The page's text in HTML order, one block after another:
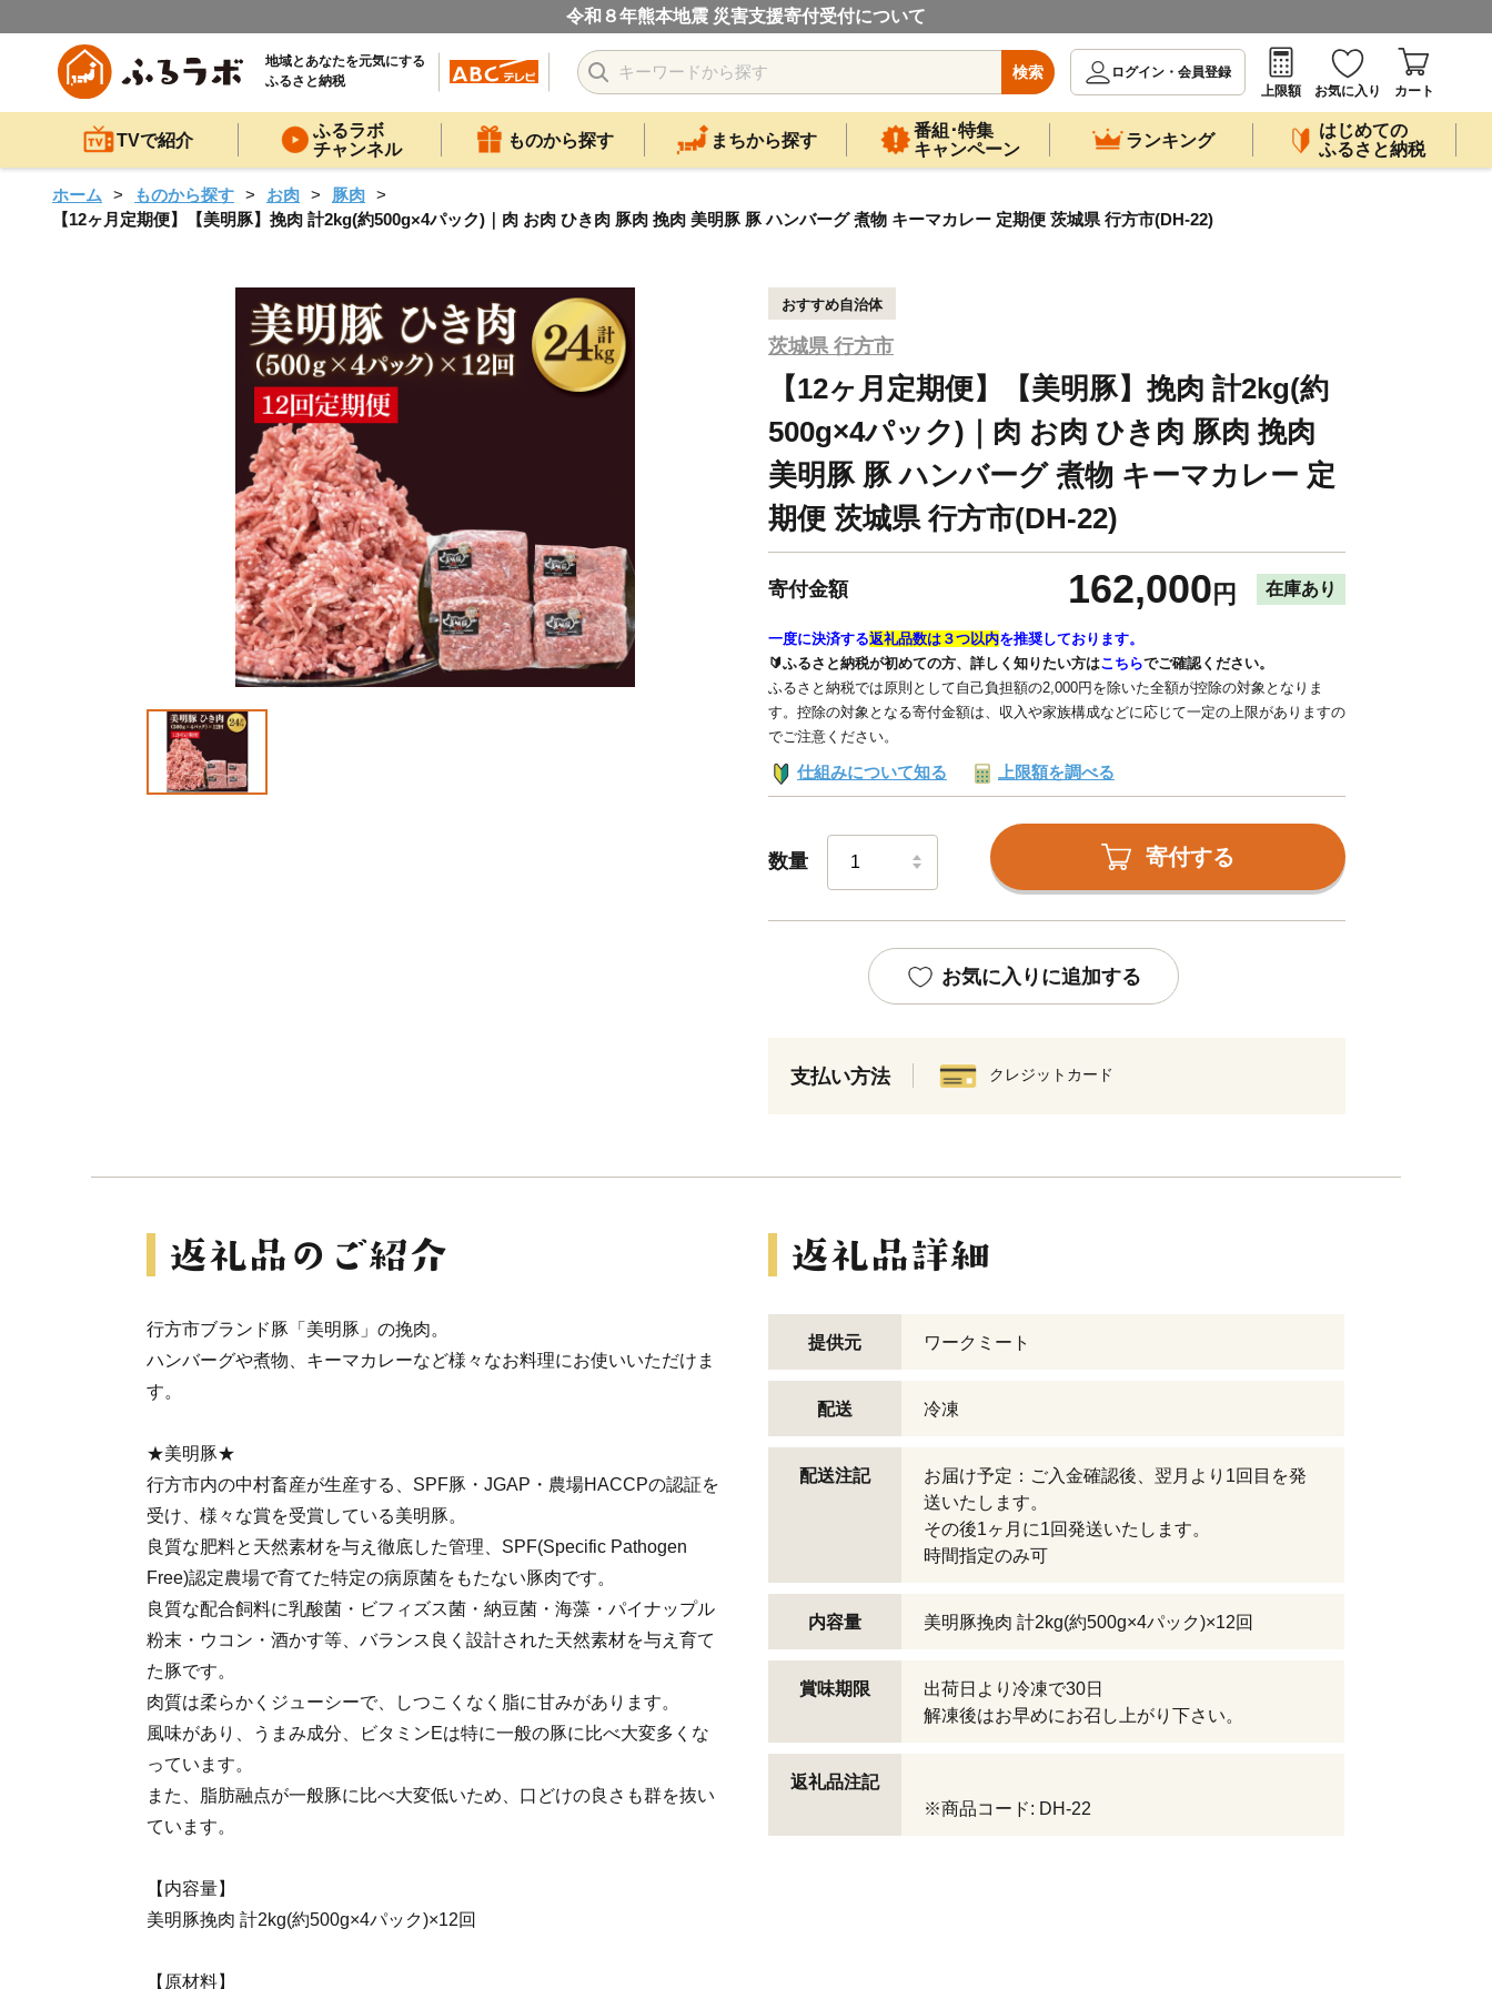
令和８年熊本地震 災害支援寄付受付について
地域とあなたを元気にする
ふるさと納税
検索
ログイン・会員登録
上限額
お気に入り カート
TVで紹介
ふるラボ
チャンネル
ものから探す まちから探す
番組･特集
キャンペーン
ランキング
はじめての
ふるさと納税
ホーム ものから探す お肉
豚肉
【12ヶ月定期便】【美明豚】挽肉 計2kg(約500g×4パック)｜肉 お肉 ひき肉 豚肉 挽肉 美明豚 豚 ハンバーグ 煮物 キーマカレー 定期便 茨城県 行方市(DH-22)
おすすめ自治体
茨城県 行方市
【12ヶ月定期便】【美明豚】挽肉 計2kg(約
500g×4パック)｜肉 お肉 ひき肉 豚肉 挽肉
美明豚 豚 ハンバーグ 煮物 キーマカレー 定
期便 茨城県 行方市(DH-22)
寄付金額 162,000 円 在庫あり
一度に決済する返礼品数は３つ以内を推奨しております。
🔰ふるさと納税が初めての方、詳しく知りたい方はこちらでご確認ください。
ふるさと納税では原則として自己負担額の2,000円を除いた全額が控除の対象となりま
す。控除の対象となる寄付金額は、収入や家族構成などに応じて一定の上限がありますの
でご注意ください。
仕組みについて知る 上限額を調べる
数量 寄付する
お気に入りに追加する
支払い方法 クレジットカード
行方市ブランド豚「美明豚」の挽肉。
ハンバーグや煮物、キーマカレーなど様々なお料理にお使いいただけま
す。
★美明豚★
行方市内の中村畜産が生産する、SPF豚・JGAP・農場HACCPの認証を
受け、様々な賞を受賞している美明豚。
良質な肥料と天然素材を与え徹底した管理、SPF(Specific Pathogen
Free)認定農場で育てた特定の病原菌をもたない豚肉です。
良質な配合飼料に乳酸菌・ビフィズス菌・納豆菌・海藻・パイナップル
粉末・ウコン・酒かす等、バランス良く設計された天然素材を与え育て
た豚です。
肉質は柔らかくジューシーで、しつこくなく脂に甘みがあります。
風味があり、うまみ成分、ビタミンEは特に一般の豚に比べ大変多くな
っています。
また、脂肪融点が一般豚に比べ大変低いため、口どけの良さも群を抜い
ています。
【内容量】
美明豚挽肉 計2kg(約500g×4パック)×12回
【原材料】
提供元 ワークミート
配送 冷凍
配送注記
お届け予定：ご入金確認後、翌月より1回目を発
送いたします。
その後1ヶ月に1回発送いたします。
時間指定のみ可
内容量 美明豚挽肉 計2kg(約500g×4パック)×12回
賞味期限
出荷日より冷凍で30日
解凍後はお早めにお召し上がり下さい。
返礼品注記
※商品コード: DH-22